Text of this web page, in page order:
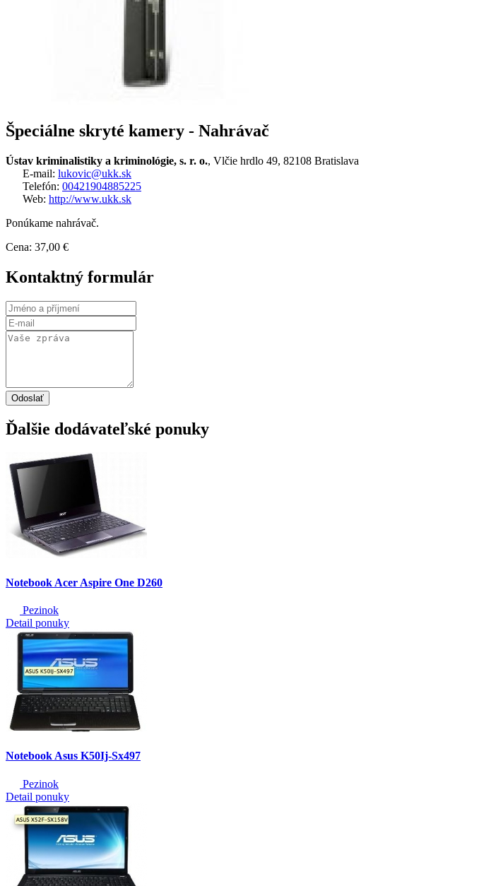
Špeciálne skryté kamery - Nahrávač
Ústav kriminalistiky a kriminológie, s. r. o., Vlčie hrdlo 49, 82108 Bratislava
E-mail: lukovic@ukk.sk
Telefón: 00421904885225
Web: http://www.ukk.sk
Ponúkame nahrávač.
Cena: 37,00 €
Kontaktný formulár
Odoslať
Ďalšie dodávateľské ponuky
Notebook Acer Aspire One D260
Pezinok
Detail ponuky
Notebook Asus K50Ij-Sx497
Pezinok
Detail ponuky